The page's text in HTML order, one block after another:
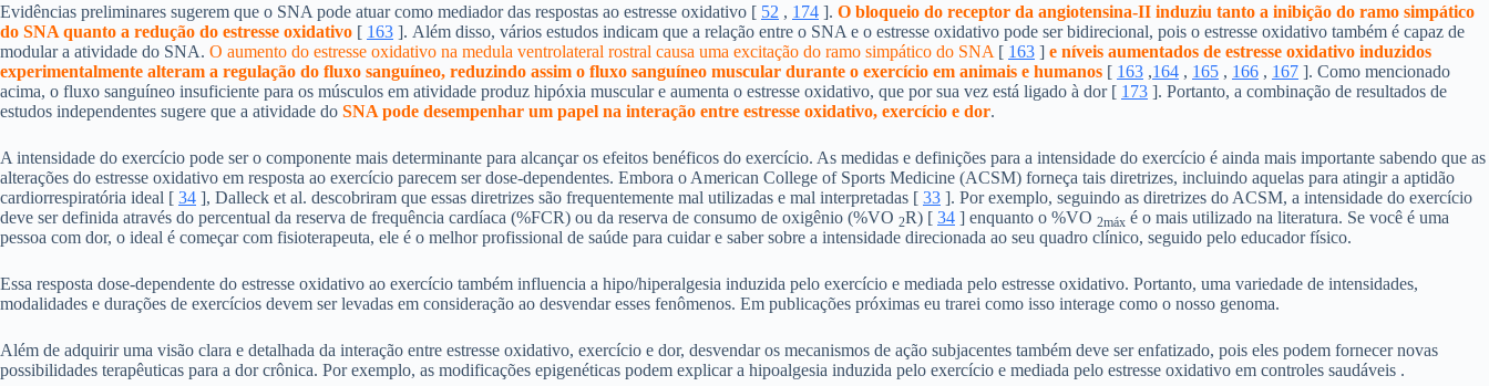
Evidências preliminares sugerem que o SNA pode atuar como mediador das respostas ao estresse oxidativo [ 52 , 174 ]. O bloqueio do receptor da angiotensina-II induziu tanto a inibição do ramo simpático
do SNA quanto a redução do estresse oxidativo [ 163 ]. Além disso, vários estudos indicam que a relação entre o SNA e o estresse oxidativo pode ser bidirecional, pois o estresse oxidativo também é capaz de
modular a atividade do SNA. O aumento do estresse oxidativo na medula ventrolateral rostral causa uma excitação do ramo simpático do SNA [ 163 ] e níveis aumentados de estresse oxidativo induzidos
experimentalmente alteram a regulação do fluxo sanguíneo, reduzindo assim o fluxo sanguíneo muscular durante o exercício em animais e humanos [ 163 ,164 , 165 , 166 , 167 ]. Como mencionado
acima, o fluxo sanguíneo insuficiente para os músculos em atividade produz hipóxia muscular e aumenta o estresse oxidativo, que por sua vez está ligado à dor [ 173 ]. Portanto, a combinação de resultados de
estudos independentes sugere que a atividade do SNA pode desempenhar um papel na interação entre estresse oxidativo, exercício e dor.
A intensidade do exercício pode ser o componente mais determinante para alcançar os efeitos benéficos do exercício. As medidas e definições para a intensidade do exercício é ainda mais importante sabendo que as
alterações do estresse oxidativo em resposta ao exercício parecem ser dose-dependentes. Embora o American College of Sports Medicine (ACSM) forneça tais diretrizes, incluindo aquelas para atingir a aptidão
cardiorrespiratória ideal [ 34 ], Dalleck et al. descobriram que essas diretrizes são frequentemente mal utilizadas e mal interpretadas [ 33 ]. Por exemplo, seguindo as diretrizes do ACSM, a intensidade do exercício
deve ser definida através do percentual da reserva de frequência cardíaca (%FCR) ou da reserva de consumo de oxigênio (%VO 2R) [ 34 ] enquanto o %VO 2máx é o mais utilizado na literatura. Se você é uma
pessoa com dor, o ideal é começar com fisioterapeuta, ele é o melhor profissional de saúde para cuidar e saber sobre a intensidade direcionada ao seu quadro clínico, seguido pelo educador físico.
Essa resposta dose-dependente do estresse oxidativo ao exercício também influencia a hipo/hiperalgesia induzida pelo exercício e mediada pelo estresse oxidativo. Portanto, uma variedade de intensidades,
modalidades e durações de exercícios devem ser levadas em consideração ao desvendar esses fenômenos. Em publicações próximas eu trarei como isso interage como o nosso genoma.
Além de adquirir uma visão clara e detalhada da interação entre estresse oxidativo, exercício e dor, desvendar os mecanismos de ação subjacentes também deve ser enfatizado, pois eles podem fornecer novas
possibilidades terapêuticas para a dor crônica. Por exemplo, as modificações epigenéticas podem explicar a hipoalgesia induzida pelo exercício e mediada pelo estresse oxidativo em controles saudáveis ​.